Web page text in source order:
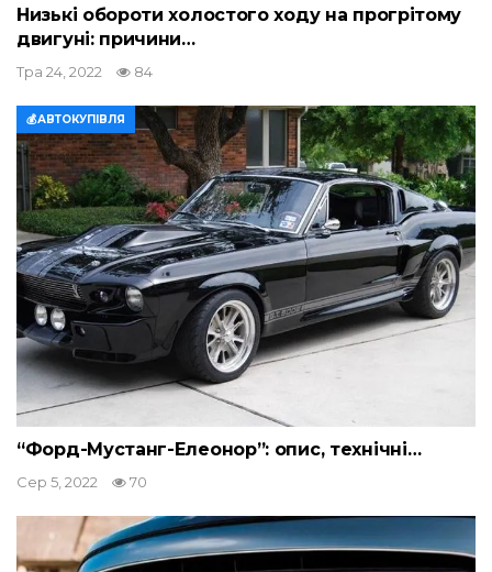
Низькі обороти холостого ходу на прогрітому
двигуні: причини…
Тра 24, 2022 84
💰АВТОКУПІВЛЯ
“Форд-Мустанг-Елеонор”: опис, технічні…
Сер 5, 2022 70